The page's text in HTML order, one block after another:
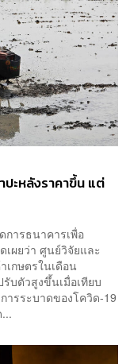
ะหลังราคาขึ้น แต่
การธนาคารเพื่อ
เผยว่า ศูนย์วิจัยและ
กษตรในเดือน
บตัวสูงขึ้นเมื่อเทียบ
รระบาดของโควิด-19